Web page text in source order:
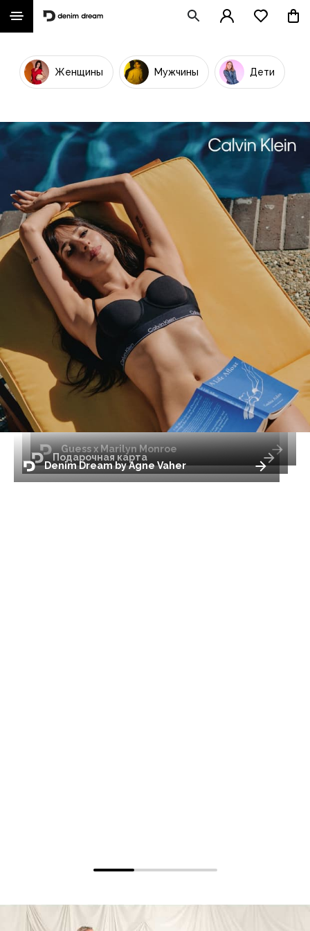
Женщины Мужчины Дети
Denim Dream by Agne Vaher
Подарочная карта
Guess x Marilyn Monroe